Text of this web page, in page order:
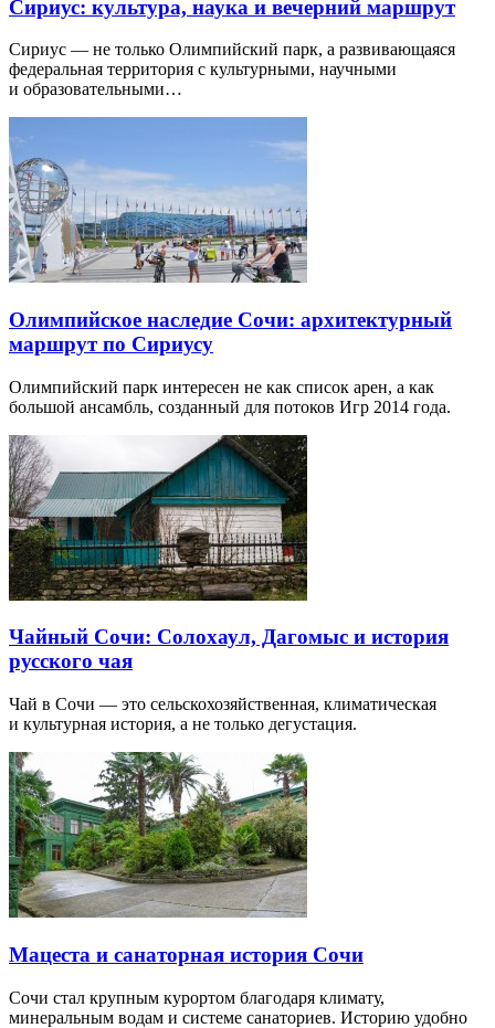
Сириус: культура, наука и вечерний маршрут
Сириус — не только Олимпийский парк, а развивающаяся
федеральная территория с культурными, научными
и образовательными…
Олимпийское наследие Сочи: архитектурный
маршрут по Сириусу
Олимпийский парк интересен не как список арен, а как
большой ансамбль, созданный для потоков Игр 2014 года.
Чайный Сочи: Солохаул, Дагомыс и история
русского чая
Чай в Сочи — это сельскохозяйственная, климатическая
и культурная история, а не только дегустация.
Мацеста и санаторная история Сочи
Сочи стал крупным курортом благодаря климату,
минеральным водам и системе санаториев. Историю удобно